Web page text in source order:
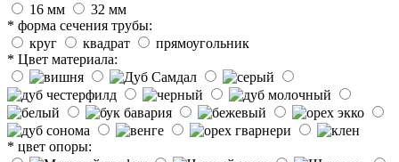
16 мм
32 мм
* форма сечения трубы:
круг
квадрат
прямоугольник
* Цвет материала:
* цвет опоры: